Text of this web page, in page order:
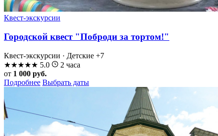
Квест-экскурсии
Городской квест "Поброди за тортом!"
Квест-экскурсии · Детские +7
★★★★★ 5.0
2 часа
от 1 000 руб.
Подробнее Выбрать даты